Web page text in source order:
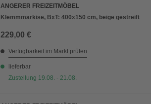
ANGERER FREIZEITMÖBEL
Klemmmarkise, BxT: 400x150 cm, beige gestreift
229,00 €
Verfügbarkeit im Markt prüfen
lieferbar
Zustellung 19.08. - 21.08.